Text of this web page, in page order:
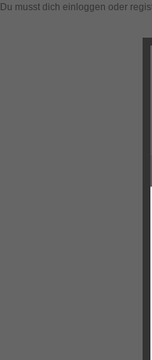
Du musst dich einloggen oder